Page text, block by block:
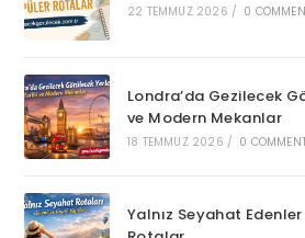
22 TEMMUZ 2026 / 0
Londra’da Gezilecek
ve Modern Mekanlar
18 TEMMUZ 2026 / 0
Yalnız Seyahat